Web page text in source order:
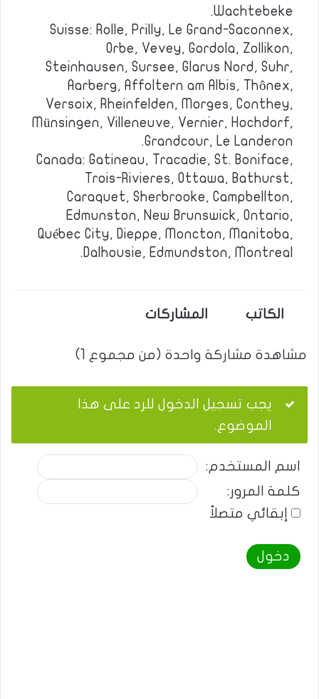
Wachtebeke.
Suisse: Rolle, Prilly, Le Grand-Saconnex,
Orbe, Vevey, Gordola, Zollikon,
Steinhausen, Sursee, Glarus Nord, Suhr,
Aarberg, Affoltern am Albis, Thônex,
Versoix, Rheinfelden, Morges, Conthey,
Münsingen, Villeneuve, Vernier, Hochdorf,
Grandcour, Le Landeron.
Canada: Gatineau, Tracadie, St. Boniface,
Trois-Rivieres, Ottawa, Bathurst,
Caraquet, Sherbrooke, Campbellton,
Edmunston, New Brunswick, Ontario,
Québec City, Dieppe, Moncton, Manitoba,
Dalhousie, Edmundston, Montreal.
الكاتب المشاركات
مشاهدة مشاركة واحدة (من مجموع 1)
يجب تسجيل الدخول للرد على هذا
الموضوع.
اسم المستخدم:
كلمة المرور:
إبقائي متصلاً
دخول